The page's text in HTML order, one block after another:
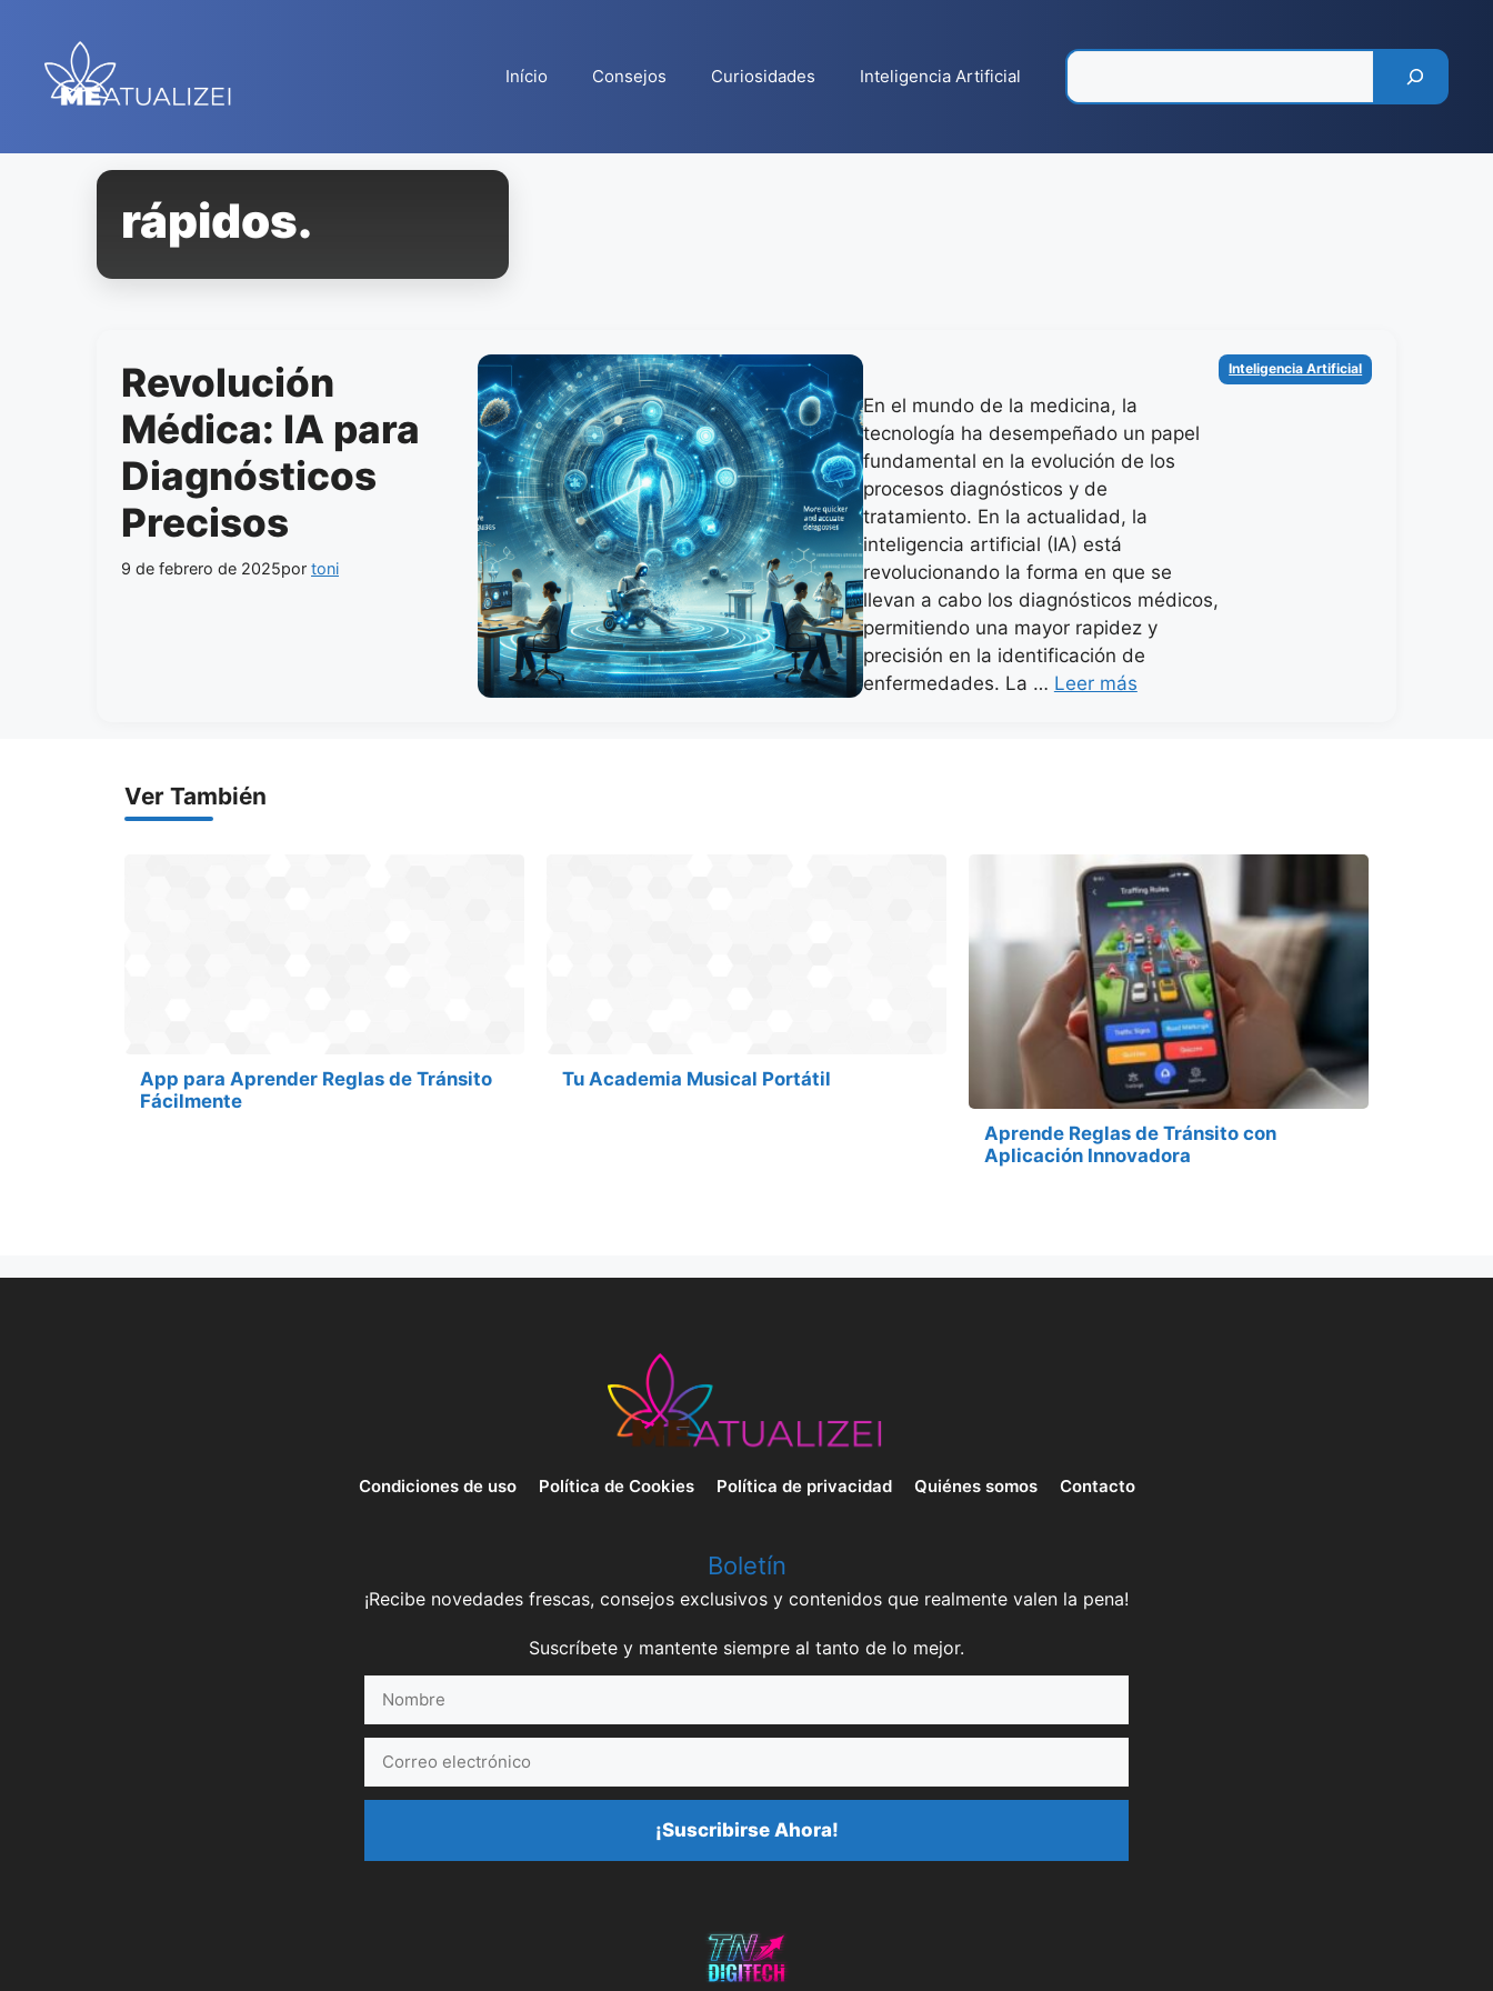
contenido
Início Consejos Curiosidades Inteligencia Artificial
rápidos.
Revolución
Médica: IA para
Diagnósticos
Precisos
9 de febrero de 2025por toni
En el mundo de la medicina, la
tecnología ha desempeñado un papel
fundamental en la evolución de los
procesos diagnósticos y de
tratamiento. En la actualidad, la
inteligencia artificial (IA) está
revolucionando la forma en que se
llevan a cabo los diagnósticos médicos,
permitiendo una mayor rapidez y
precisión en la identificación de
enfermedades. La … Leer más
Categorías
Inteligencia Artificial
Ver También
App para Aprender Reglas de Tránsito
Fácilmente
Tu Academia Musical Portátil
Aprende Reglas de Tránsito con
Aplicación Innovadora
Condiciones de uso Política de Cookies Política de privacidad Quiénes somos Contacto
Boletín
¡Recibe novedades frescas, consejos exclusivos y contenidos que realmente valen la pena!
Suscríbete y mantente siempre al tanto de lo mejor.
electrónico
¡Suscribirse Ahora!